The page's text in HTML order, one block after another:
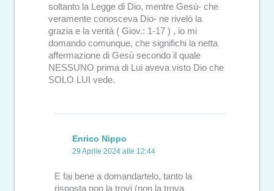
soltanto la Legge di Dio, mentre Gesù- che
veramente conosceva Dio- ne rivelò la
grazia e la verità ( Giov.: 1-17 ) , io mi
domando comunque, che significhi la netta
affermazione di Gesù secondo il quale
NESSUNO prima di Lui aveva visto Dio che
SOLO LUI vede.
Enrico Nippo
29 Aprile 2024 alle 12:44
E fai bene a domandartelo, tanto la
risposta non la trovi (non la trova